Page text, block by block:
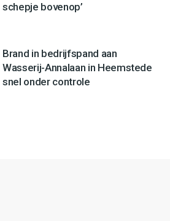
schepje bovenop’
Brand in bedrijfspand aan
Wasserij-Annalaan in Heemstede
snel onder controle